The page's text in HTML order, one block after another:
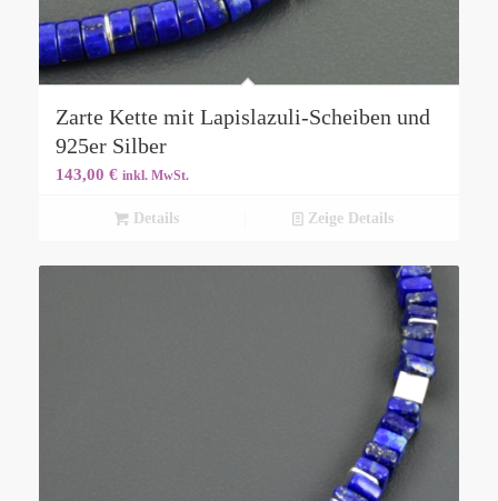
Zarte Kette mit Lapislazuli-Scheiben und
925er Silber
143,00 € inkl. MwSt.
Details Zeige Details